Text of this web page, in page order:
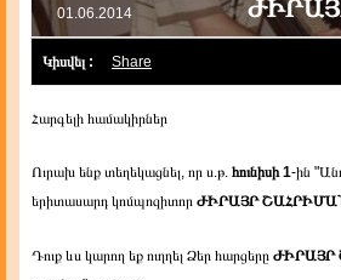
01.06.2014
Կիսվել : Share
Հարգելի համակիրներ
Ուրախ ենք տեղեկացնել, որ ս.թ. հունիսի 1-ին
երիտասարդ կոմպոզիտոր ԺԻՐԱՅՐ
Դուք ևս կարող եք ուղղել Ձեր հարցերը ԺԻՐԱՅՐ